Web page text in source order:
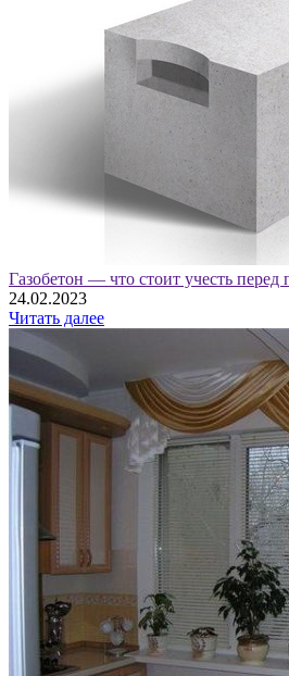
Газобетон — что стоит учесть перед
24.02.2023
Читать далее